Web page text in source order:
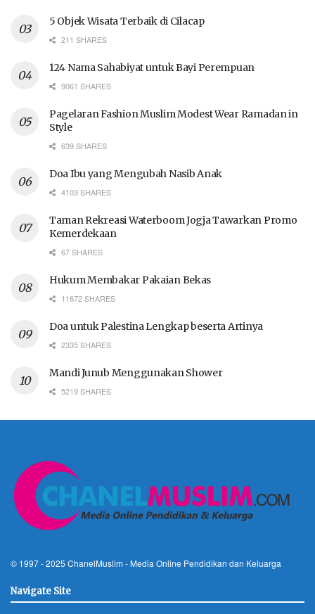
5 Objek Wisata Terbaik di Cilacap
211 SHARES
124 Nama Sahabiyat untuk Bayi Perempuan
9061 SHARES
Pagelaran Fashion Muslim Modest Wear Ramadan in
Style
639 SHARES
Doa Ibu yang Mengubah Nasib Anak
4103 SHARES
Taman Rekreasi Waterboom Jogja Tawarkan Promo
Kemerdekaan
67 SHARES
Hukum Membakar Pakaian Bekas
11672 SHARES
Doa untuk Palestina Lengkap beserta Artinya
2335 SHARES
Mandi Junub Menggunakan Shower
5219 SHARES
© 1997 - 2025 ChanelMuslim - Media Online Pendidikan dan Keluarga
Navigate Site